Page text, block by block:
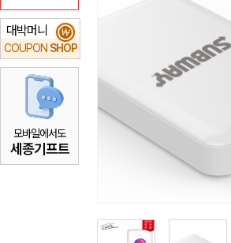
대박머니
COUPON SHOP
₩
모바일에서도
세종기프트